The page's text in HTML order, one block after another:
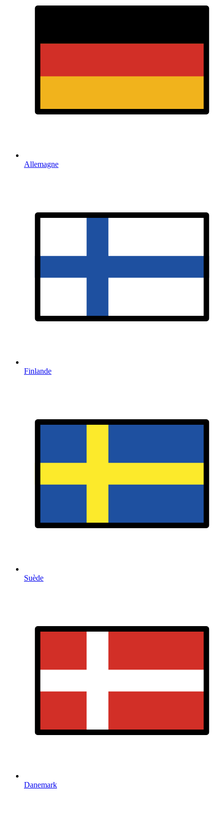
Allemagne
Finlande
Suède
Danemark